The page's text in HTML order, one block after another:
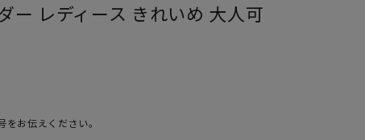
ー レディース きれいめ 大人可
お伝えください。